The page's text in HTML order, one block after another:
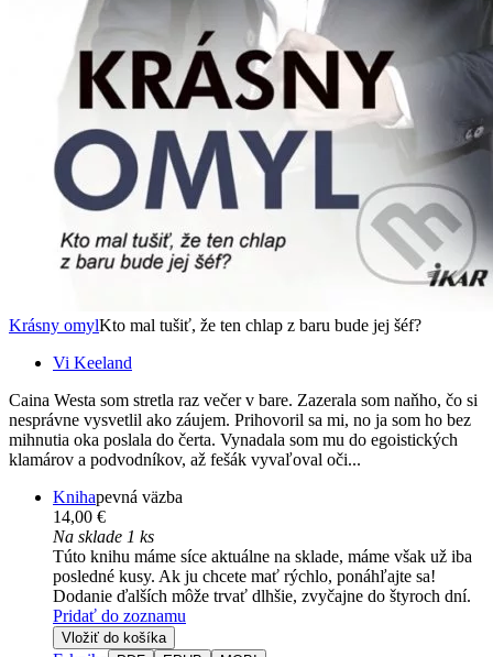
Krásny omylKto mal tušiť, že ten chlap z baru bude jej šéf?
Vi Keeland
Caina Westa som stretla raz večer v bare. Zazerala som naňho, čo si
nesprávne vysvetlil ako záujem. Prihovoril sa mi, no ja som ho bez
mihnutia oka poslala do čerta. Vynadala som mu do egoistických
klamárov a podvodníkov, až fešák vyvaľoval oči...
Knihapevná väzba
14,00 €
Na sklade 1 ks
Túto knihu máme síce aktuálne na sklade, máme však už iba
posledné kusy. Ak ju chcete mať rýchlo, ponáhľajte sa!
Dodanie ďalších môže trvať dlhšie, zvyčajne do štyroch dní.
Pridať do zoznamu
Vložiť do košíka